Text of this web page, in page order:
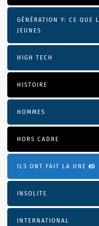
GÉNÉRATION Y: CE QUE
JEUNES
HIGH TECH
HISTOIRE
HOMMES
HORS CADRE
ILS ONT FAIT LA UNE 📸
INSOLITE
INTERNATIONAL